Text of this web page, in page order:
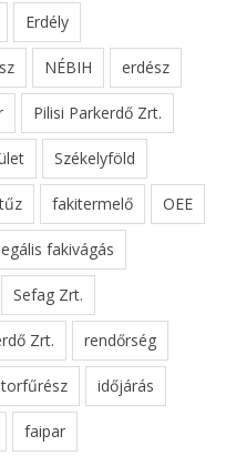
Erdély
NÉBIH erdész
Pilisi Parkerdő Zrt.
Székelyföld
fakitermelő OEE
fakivágás
Sefag Zrt.
Zrt. rendőrség
időjárás
faipar